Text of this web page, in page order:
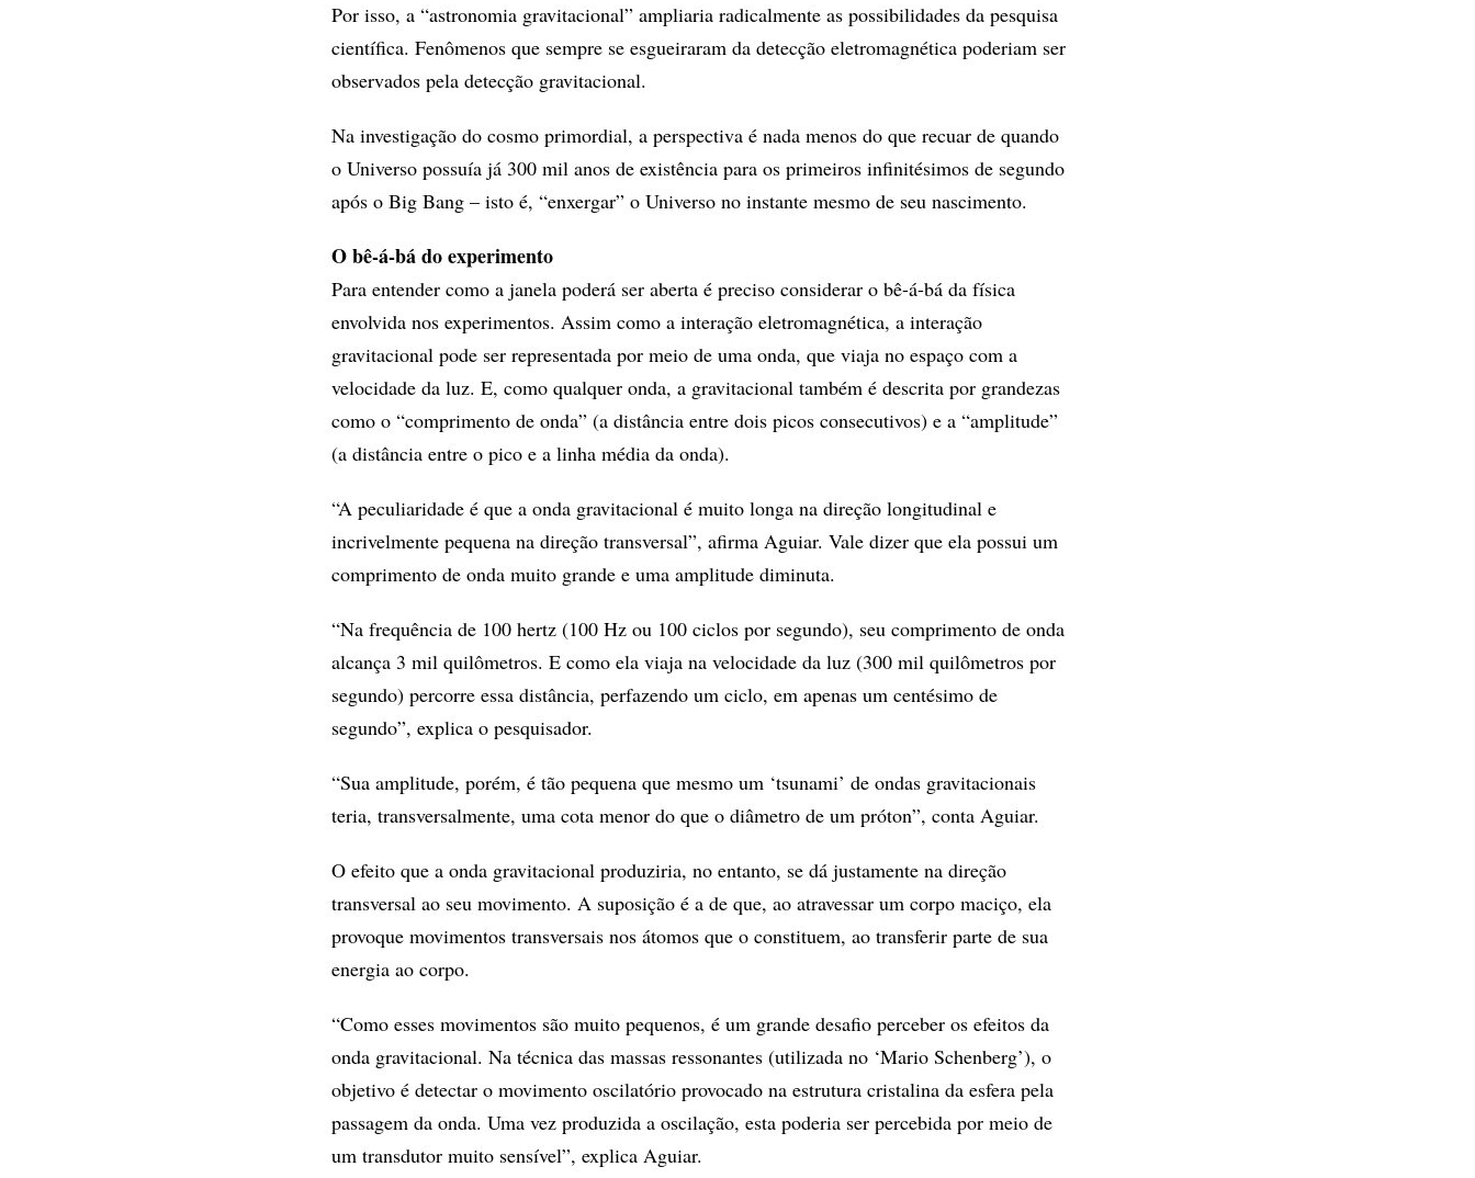
Por isso, a “astronomia gravitacional” ampliaria radicalmente as possibilidades da pesquisa
científica. Fenômenos que sempre se esgueiraram da detecção eletromagnética poderiam ser
observados pela detecção gravitacional.
Na investigação do cosmo primordial, a perspectiva é nada menos do que recuar de quando
o Universo possuía já 300 mil anos de existência para os primeiros infinitésimos de segundo
após o Big Bang – isto é, “enxergar” o Universo no instante mesmo de seu nascimento.
O bê-á-bá do experimento
Para entender como a janela poderá ser aberta é preciso considerar o bê-á-bá da física
envolvida nos experimentos. Assim como a interação eletromagnética, a interação
gravitacional pode ser representada por meio de uma onda, que viaja no espaço com a
velocidade da luz. E, como qualquer onda, a gravitacional também é descrita por grandezas
como o “comprimento de onda” (a distância entre dois picos consecutivos) e a “amplitude”
(a distância entre o pico e a linha média da onda).
“A peculiaridade é que a onda gravitacional é muito longa na direção longitudinal e
incrivelmente pequena na direção transversal”, afirma Aguiar. Vale dizer que ela possui um
comprimento de onda muito grande e uma amplitude diminuta.
“Na frequência de 100 hertz (100 Hz ou 100 ciclos por segundo), seu comprimento de onda
alcança 3 mil quilômetros. E como ela viaja na velocidade da luz (300 mil quilômetros por
segundo) percorre essa distância, perfazendo um ciclo, em apenas um centésimo de
segundo”, explica o pesquisador.
“Sua amplitude, porém, é tão pequena que mesmo um ‘tsunami’ de ondas gravitacionais
teria, transversalmente, uma cota menor do que o diâmetro de um próton”, conta Aguiar.
O efeito que a onda gravitacional produziria, no entanto, se dá justamente na direção
transversal ao seu movimento. A suposição é a de que, ao atravessar um corpo maciço, ela
provoque movimentos transversais nos átomos que o constituem, ao transferir parte de sua
energia ao corpo.
“Como esses movimentos são muito pequenos, é um grande desafio perceber os efeitos da
onda gravitacional. Na técnica das massas ressonantes (utilizada no ‘Mario Schenberg’), o
objetivo é detectar o movimento oscilatório provocado na estrutura cristalina da esfera pela
passagem da onda. Uma vez produzida a oscilação, esta poderia ser percebida por meio de
um transdutor muito sensível”, explica Aguiar.